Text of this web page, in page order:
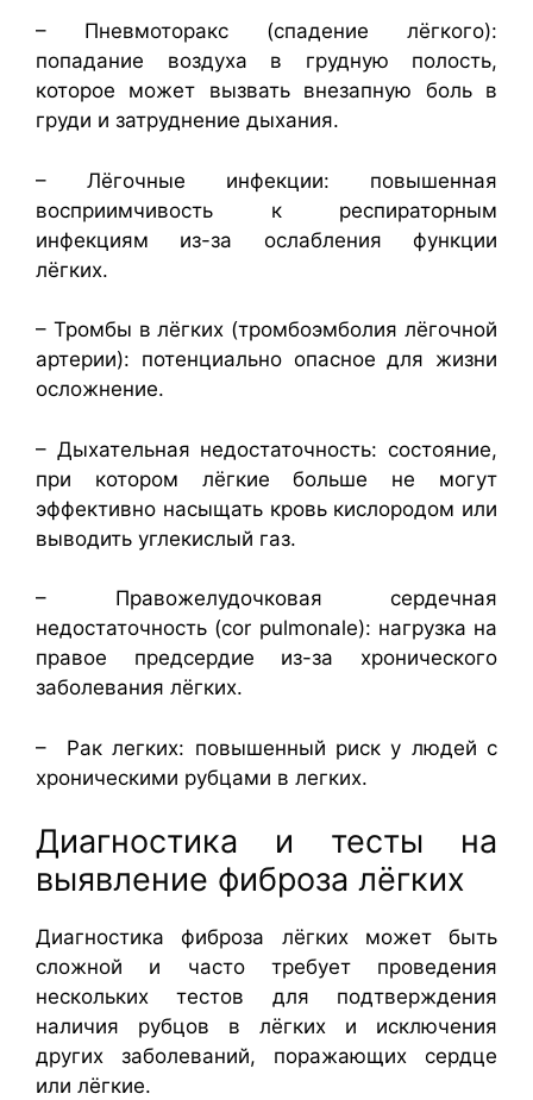
– Пневмоторакс (спадение лёгкого):
попадание воздуха в грудную полость,
которое может вызвать внезапную боль в
груди и затруднение дыхания.
– Лёгочные инфекции: повышенная
восприимчивость к респираторным
инфекциям из-за ослабления функции
лёгких.
– Тромбы в лёгких (тромбоэмболия лёгочной
артерии): потенциально опасное для жизни
осложнение.
– Дыхательная недостаточность: состояние,
при котором лёгкие больше не могут
эффективно насыщать кровь кислородом или
выводить углекислый газ.
– Правожелудочковая сердечная
недостаточность (cor pulmonale): нагрузка на
правое предсердие из-за хронического
заболевания лёгких.
– Рак легких: повышенный риск у людей с
хроническими рубцами в легких.
Диагностика и тесты на
выявление фиброза лёгких
Диагностика фиброза лёгких может быть
сложной и часто требует проведения
нескольких тестов для подтверждения
наличия рубцов в лёгких и исключения
других заболеваний, поражающих сердце
или лёгкие.